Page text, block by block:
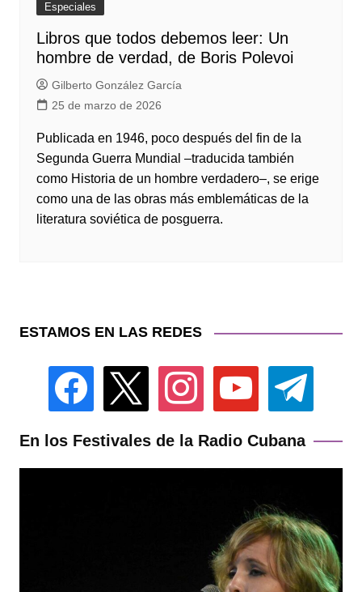
Especiales
Libros que todos debemos leer: Un
hombre de verdad, de Boris Polevoi
Gilberto González García
25 de marzo de 2026
Publicada en 1946, poco después del fin de la
Segunda Guerra Mundial ‒traducida también
como Historia de un hombre verdadero‒, se erige
como una de las obras más emblemáticas de la
literatura soviética de posguerra.
ESTAMOS EN LAS REDES
facebook instagram youtube telegram
En los Festivales de la Radio Cubana